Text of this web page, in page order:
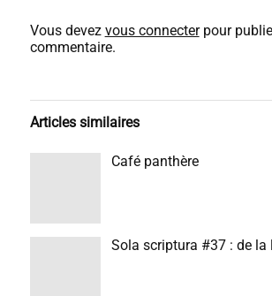
Vous devez vous connecterpour
commentaire.
Articles similaires
Café panthère
Sola scriptura #37 : de la